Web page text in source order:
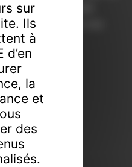
Une expertise
la valeur de vos
UN BIEN
VENTES
sur
Ils
à
d’en
la
et
des